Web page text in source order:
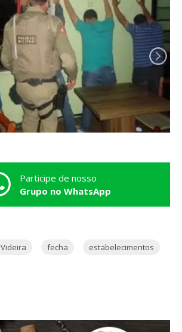
Participe de nosso
Grupo no WhatsApp
Videira fecha
estabelecimentos